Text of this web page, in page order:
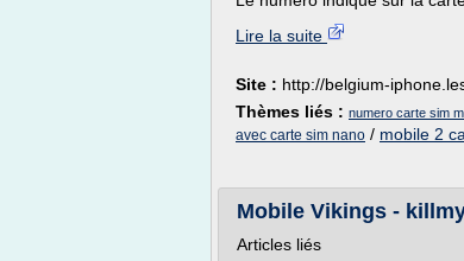
Lire la suite
Site : http://belgium-
Thèmes liés : numero carte sim
avec carte sim nano / mobile 2
Mobile Vikings -
Articles liés